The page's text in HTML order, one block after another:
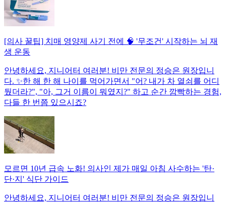
[의사 꿀팁] 치매 영양제 사기 전에 🧠 '무조건' 시작하는 뇌 재
생 운동
안녕하세요, 지니어터 여러분! 비만 전문의 정승은 원장입니
다. ✨한 해 한 해 나이를 먹어가면서 "어? 내가 차 열쇠를 어디
뒀더라?", "아, 그거 이름이 뭐였지?" 하고 순간 깜빡하는 경험,
다들 한 번쯤 있으시죠?
모르면 10년 급속 노화! 의사인 제가 매일 아침 사수하는 '탄·
단·지' 식단 가이드
안녕하세요, 지니어터 여러분! 비만 전문의 정승은 원장입니